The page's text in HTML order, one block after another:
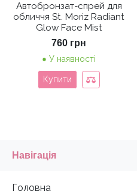
Автобронзат-спрей для
обличчя St. Moriz Radiant
Glow Face Mist
760 грн
У наявності
Купити
Навігація
Головна